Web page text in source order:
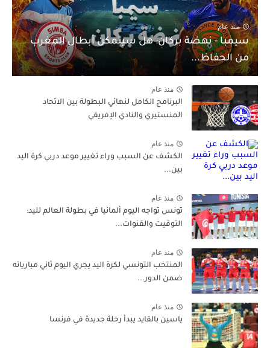
منذ عام
سيمبا - نهضة بركان: هل سيتمكن أبطال المغرب
من الحفاظ...
منذ عام
البرنامج الكامل لنهائي البطولة بين الاتحاد
المنستيري والنادي الإفريقي
منذ عام
الكشف عن السبب وراء تغيير موعد دربي كرة اليد
بين...
منذ عام
تونس تواجه اليوم ألمانيا في بطولة العالم لليد:
التوقيت والقنوات...
منذ عام
المنتخب التونسي لكرة اليد يجري اليوم ثاني مبارياته
ضمن الدور...
منذ عام
ياسين بالقايد يبدأ رحلة جديدة في فرنسا